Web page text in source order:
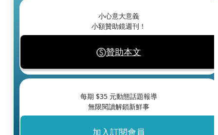
小心意大意義
小額贊助鏡週刊！
贊助本文
每期 $35 元動態話題報導
無限閱讀解鎖新鮮事
加入訂閱會員